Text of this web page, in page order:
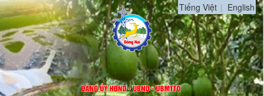
Tiếng Việt English